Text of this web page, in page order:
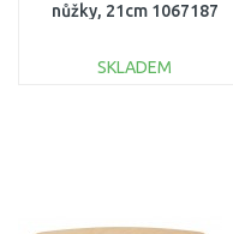
nůžky, 21cm 1067187
SKLADEM